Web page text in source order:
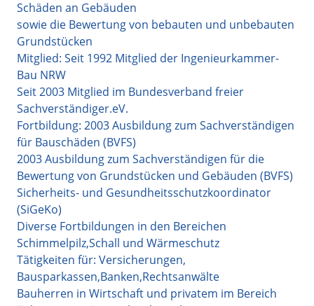
Schäden an Gebäuden
sowie die Bewertung von bebauten und unbebauten
Grundstücken
Mitglied: Seit 1992 Mitglied der Ingenieurkammer-
Bau NRW
Seit 2003 Mitglied im Bundesverband freier
Sachverständiger.eV.
Fortbildung: 2003 Ausbildung zum Sachverständigen
für Bauschäden (BVFS)
2003 Ausbildung zum Sachverständigen für die
Bewertung von Grundstücken und Gebäuden (BVFS)
Sicherheits- und Gesundheitsschutzkoordinator
(SiGeKo)
Diverse Fortbildungen in den Bereichen
Schimmelpilz,Schall und Wärmeschutz
Tätigkeiten für: Versicherungen,
Bausparkassen,Banken,Rechtsanwälte
Bauherren in Wirtschaft und privatem im Bereich